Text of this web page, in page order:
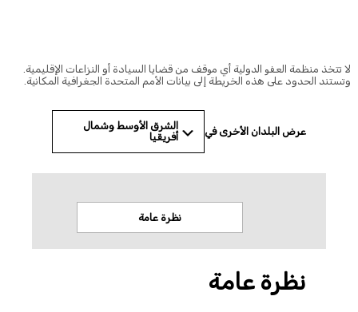
تتخذ منظمة العفو الدولية أي موقف من قضايا السيادة أو النزاعات الإقليمية.
الحدود على هذه الخريطة إلى بيانات الأمم المتحدة الجغرافية المكانية.
عرض البلدان الأخرى في
الشرق الأوسط وشمال
أفريقيا
نظرة عامة
نظرة عامة